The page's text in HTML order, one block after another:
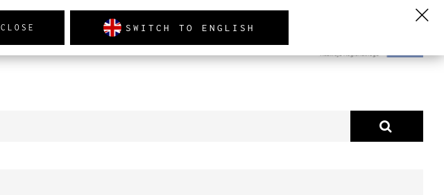
AKTUALNOŚCI O NAS
CLOSE SWITCH TO ENGLISH